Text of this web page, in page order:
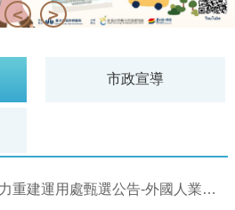
市政宣導
處甄選公告-外國人業務訪查員(專業外國人業務)1名。